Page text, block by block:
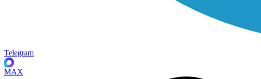
Telegram
MAX